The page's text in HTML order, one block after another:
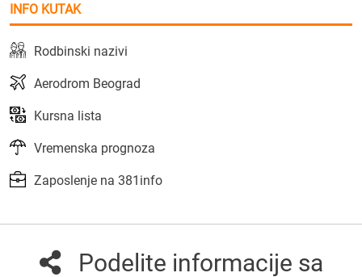
INFO KUTAK
Rodbinski nazivi
Aerodrom Beograd
Kursna lista
Vremenska prognoza
Zaposlenje na 381info
Podelite informacije sa